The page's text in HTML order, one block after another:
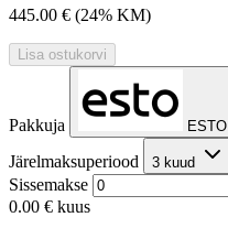
445.00 € (24% KM)
Lisa ostukorvi
Pakkuja ESTO
Järelmaksuperiood 3 kuud
Sissemakse
0.00 € kuus